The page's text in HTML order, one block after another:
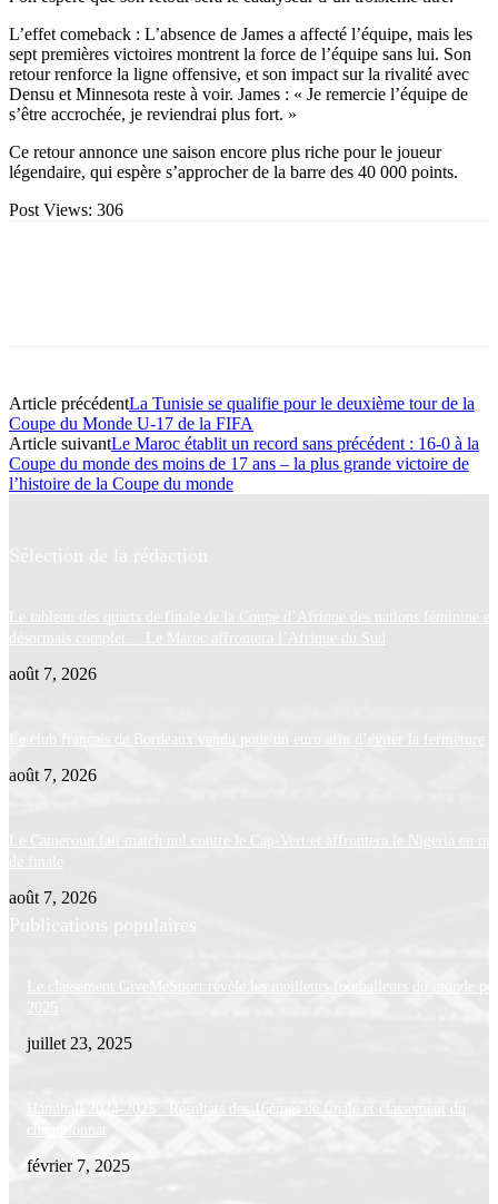
L’effet comeback : L’absence de James a affecté l’équipe, mais les
sept premières victoires montrent la force de l’équipe sans lui. Son
retour renforce la ligne offensive, et son impact sur la rivalité avec
Densu et Minnesota reste à voir. James : « Je remercie l’équipe de
s’être accrochée, je reviendrai plus fort. »
Ce retour annonce une saison encore plus riche pour le joueur
légendaire, qui espère s’approcher de la barre des 40 000 points.
Post Views: 306
Article précédentLa Tunisie se qualifie pour le deuxième tour de la
Coupe du Monde U-17 de la FIFA
Article suivantLe Maroc établit un record sans précédent : 16-0 à la
Coupe du monde des moins de 17 ans – la plus grande victoire de
l’histoire de la Coupe du monde
Sélection de la rédaction
Le tableau des quarts de finale de la Coupe d’Afrique des nations féminine
désormais complet… Le Maroc affrontera l’Afrique du Sud
août 7, 2026
Le club français de Bordeaux vendu pour un euro afin d’éviter la fermeture
août 7, 2026
Le Cameroun fait match nul contre le Cap-Vert et affrontera le Nigeria en
de finale
août 7, 2026
Publications populaires
Le classement GiveMeSport révèle les meilleurs footballeurs du monde
juillet 23, 2025
Handball 2024-2025 : Résultats des 16èmes de finale et classement du
championnat
février 7, 2025